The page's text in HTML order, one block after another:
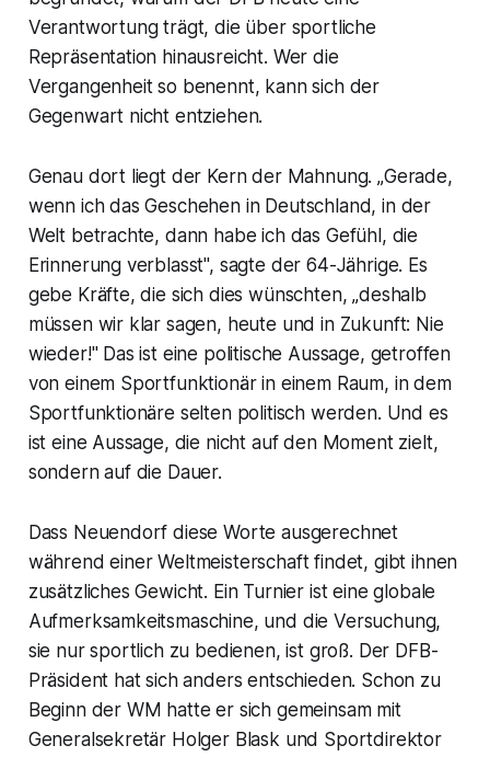
Verantwortung trägt, die über sportliche
Repräsentation hinausreicht. Wer die
Vergangenheit so benennt, kann sich der
Gegenwart nicht entziehen.
Genau dort liegt der Kern der Mahnung. „Gerade,
wenn ich das Geschehen in Deutschland, in der
Welt betrachte, dann habe ich das Gefühl, die
Erinnerung verblasst", sagte der 64-Jährige. Es
gebe Kräfte, die sich dies wünschten, „deshalb
müssen wir klar sagen, heute und in Zukunft: Nie
wieder!" Das ist eine politische Aussage, getroffen
von einem Sportfunktionär in einem Raum, in dem
Sportfunktionäre selten politisch werden. Und es
ist eine Aussage, die nicht auf den Moment zielt,
sondern auf die Dauer.
Dass Neuendorf diese Worte ausgerechnet
während einer Weltmeisterschaft findet, gibt ihnen
zusätzliches Gewicht. Ein Turnier ist eine globale
Aufmerksamkeitsmaschine, und die Versuchung,
sie nur sportlich zu bedienen, ist groß. Der DFB-
Präsident hat sich anders entschieden. Schon zu
Beginn der WM hatte er sich gemeinsam mit
Generalsekretär Holger Blask und Sportdirektor